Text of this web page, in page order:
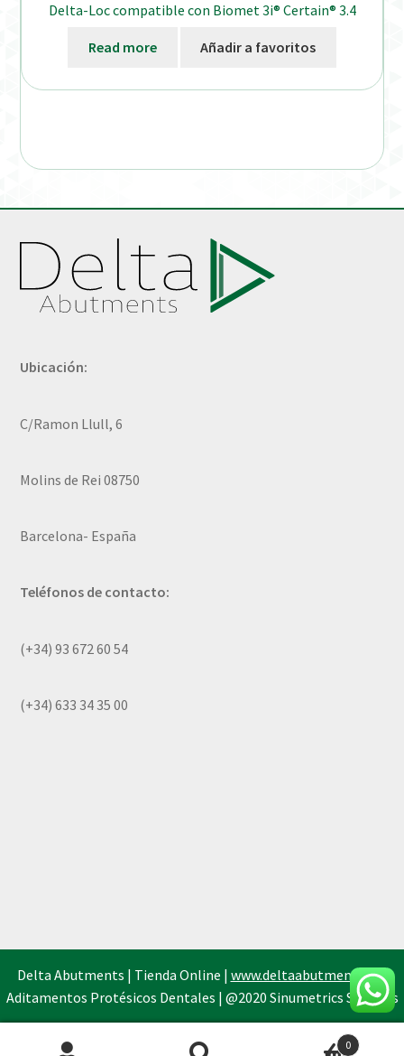
Delta-Loc compatible con Biomet 3i® Certain® 3.4
Read more Añadir a favoritos
Ubicación:
C/Ramon Llull, 6
Molins de Rei 08750
Barcelona- España
Teléfonos de contacto:
(+34) 93 672 60 54
(+34) 633 34 35 00
Delta Abutments | Tienda Online | www.deltaabutments.es|
Aditamentos Protésicos Dentales | @2020 Sinumetrics Systems
0